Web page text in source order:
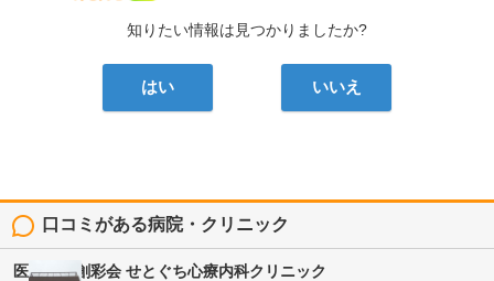
知りたい情報は見つかりましたか?
はい いいえ
口コミがある病院・クリニック
医療法人創彩会 せとぐち心療内科クリニック